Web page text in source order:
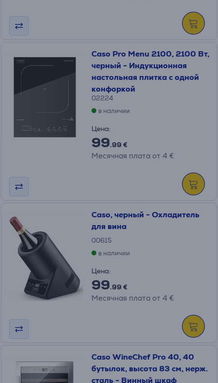
Caso Pro Menu 2100, 2100 Вт,
черный - Индукционная
настольная плитка с одной
конфоркой
02224
в наличии
Цена:
99.99 €
Месячная плата от 4 €
Caso, черный - Охладитель
для вина
00615
в наличии
Цена:
99.99 €
Месячная плата от 4 €
Caso WineChef Pro 40, 40
бутылок, высота 83 см, нерж.
сталь - Винный шкаф